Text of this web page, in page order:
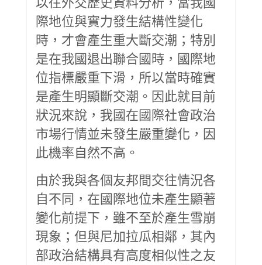
際地位與實力發生結構性變化
時，才會產生重大斷交潮；特別
是在我國退出聯合國時，國際地
位指標嚴重下滑，所以當時確實
是產生明顯斷交潮。因此就目前
狀況來說，我國在國際社會政治
市場行情並未發生嚴重變化，因
此機率自然不高。
由於我與各個友邦間交往情況各
自不同，在國際地位未產生顯著
變化前提下，雖不至於產生雪崩
現象；但與尼加拉瓜相鄰，其內
部政治結構具有高度相似性之友